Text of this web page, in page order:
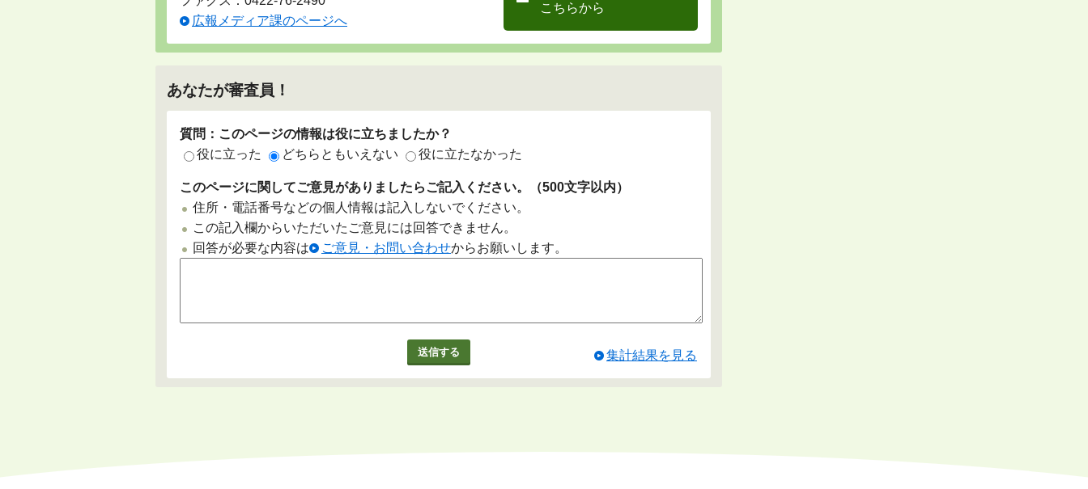
広報メディア課のページへ
こちらから
あなたが審査員！
質問：このページの情報は役に立ちましたか？
役に立った
どちらともいえない 役に立たなかった
このページに関してご意見がありましたらご記入ください。（500文字以内）
住所・電話番号などの個人情報は記入しないでください。
この記入欄からいただいたご意見には回答できません。
回答が必要な内容は
ご意見・お問い合わせからお願いします。
集計結果を見る